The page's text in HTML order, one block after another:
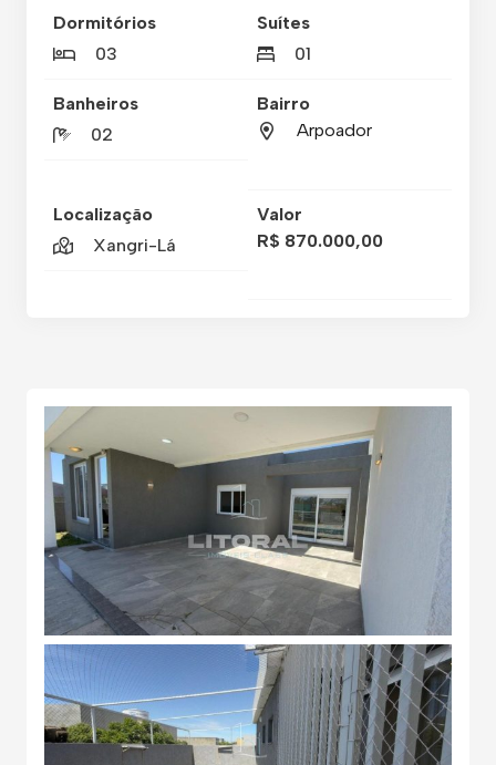
Dormitórios
03
Suítes
01
Banheiros
02
Bairro
Arpoador
Localização
Xangri-Lá
Valor
R$ 870.000,00